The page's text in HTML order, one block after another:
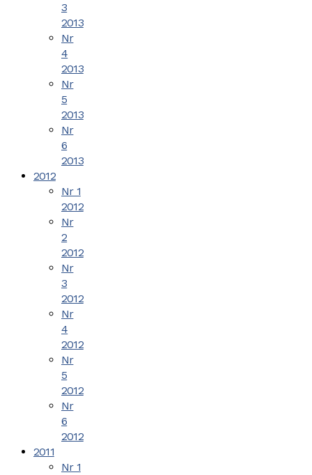
3
2013
Nr
4
2013
Nr
5
2013
Nr
6
2013
2012
Nr 1
2012
Nr
2
2012
Nr
3
2012
Nr
4
2012
Nr
5
2012
Nr
6
2012
2011
Nr 1